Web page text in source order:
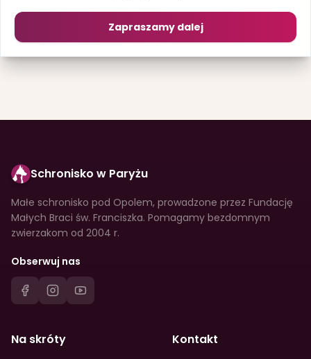
Zapraszamy dalej
Schronisko w Paryżu
Małe schronisko pod Opolem, prowadzone przez Fundację
Małych Braci św. Franciszka. Pomagamy bezdomnym
zwierzakom od 2004 r.
Obserwuj nas
Na skróty Kontakt